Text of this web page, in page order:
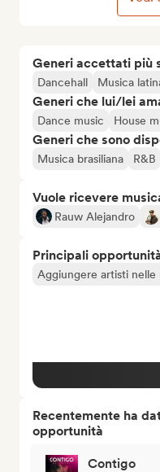
Generi accettati più
Dancehall Musica
Generi che lui/lei
Dance music House
Generi che sono
Musica brasiliana R&B
Vuole ricevere
Rauw Alejandro
Principali
Aggiungere artisti nelle
Recentemente ha
opportunità
Contigo